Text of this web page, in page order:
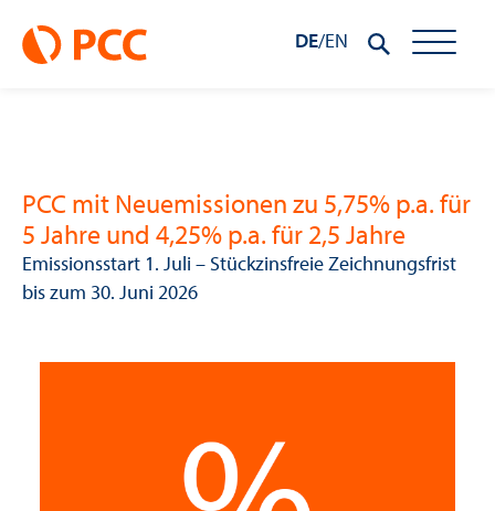
DE/EN
PCC mit Neuemissionen zu 5,75% p.a. für
5 Jahre und 4,25% p.a. für 2,5 Jahre
Emissionsstart 1. Juli – Stückzinsfreie Zeichnungsfrist
bis zum 30. Juni 2026